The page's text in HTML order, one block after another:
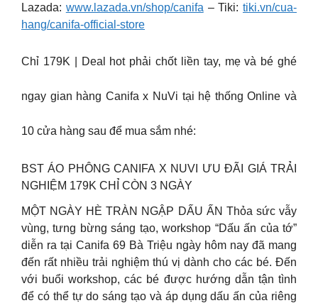
Lazada: www.lazada.vn/shop/canifa – Tiki: tiki.vn/cua-
hang/canifa-official-store
Chỉ 179K | Deal hot phải chốt liền tay, mẹ và bé ghé
ngay gian hàng Canifa x NuVi tại hệ thống Online và
10 cửa hàng sau để mua sắm nhé:
BST ÁO PHÔNG CANIFA X NUVI ƯU ĐÃI GIÁ TRẢI
NGHIỆM 179K CHỈ CÒN 3 NGÀY
MỘT NGÀY HÈ TRÀN NGẬP DẤU ẤN Thỏa sức vẫy
vùng, tưng bừng sáng tạo, workshop “Dấu ấn của tớ”
diễn ra tại Canifa 69 Bà Triệu ngày hôm nay đã mang
đến rất nhiều trải nghiệm thú vị dành cho các bé. Đến
với buổi workshop, các bé được hướng dẫn tận tình
để có thể tự do sáng tạo và áp dụng dấu ấn của riêng